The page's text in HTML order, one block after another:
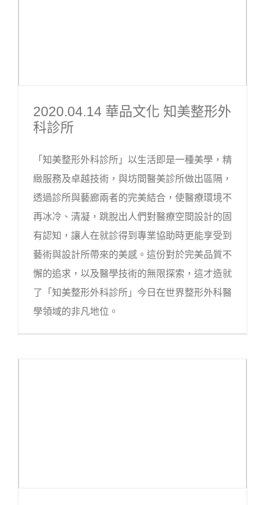
2020.04.14 華品文化 知美整形外
科診所
「知美整形外科診所」以生活即是一種美學，精
緻服務及卓越技術，與坊間醫美診所做出區隔，
透過診所與藝廊兩者的完美結合，使醫療環境不
再冰冷、清凝，跳脫出人們對醫療空間設計的固
有認知，讓人在就診得到專業協助時更能享受到
藝術與設計所帶來的美感。這份對於完美品質不
懈的追求，以及醫學技術的無限探索，這才造就
了「知美整形外科診所」今日在世界整形外科醫
學領域的非凡地位。